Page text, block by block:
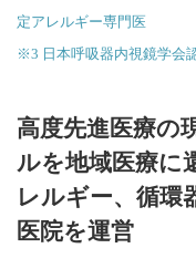
定アレルギー専門医
※3 日本呼吸器内視鏡学会
高度先進医療の
ルを地域医療に
レルギー、循環
医院を運営